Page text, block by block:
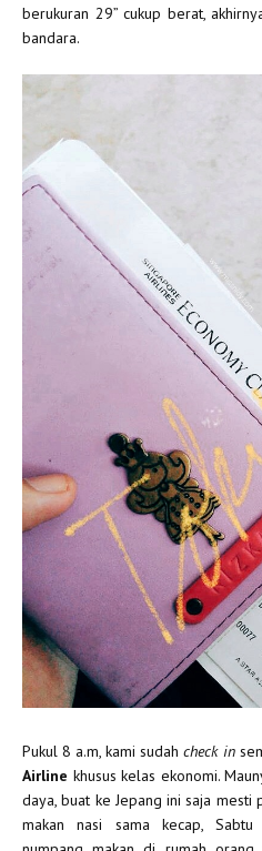
berukuran 29” cukup berat,
bandara.
Pukul 8 a.m, kami sudahcheck in
Airline khusus kelas ekonomi.
daya, buat ke Jepang ini saja mesti
makan nasi sama kecap,